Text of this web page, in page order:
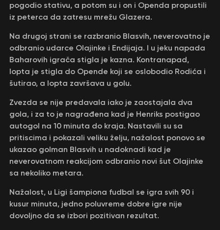
pogodio stativu, a potom su i on i Openda propustili
iz peterca da zatresu mrežu Glazera.
Na drugoj strani se razbranio Blasvih, neverovatno je
odbranio udarce Olajinke i Endijaja. I u jeku napada
Baharovih igrača stigla je kazna. Kontranapad,
lopta je stigla do Opende koji se oslobodio Rodića i
šutirao, a lopta završava u golu.
Zvezda se nije predavala iako je zaostajala dva
gola, i za to je nagrađena kad je Henriks postigao
autogol na 10 minuta do kraja. Nastavili su sa
pritiscima i pokazali veliku želju, nažalost ponovo se
ukazao golman Blasvih u nadoknadi kad je
neverovatnom reakcijom odbranio novi šut Olajinke
sa nekoliko metara.
Nažalost, u Ligi šampiona fudbal se igra svih 90 i
kusur minuta, jedno poluvreme dobre igre nije
dovoljno da se izbori pozitivan rezultat.